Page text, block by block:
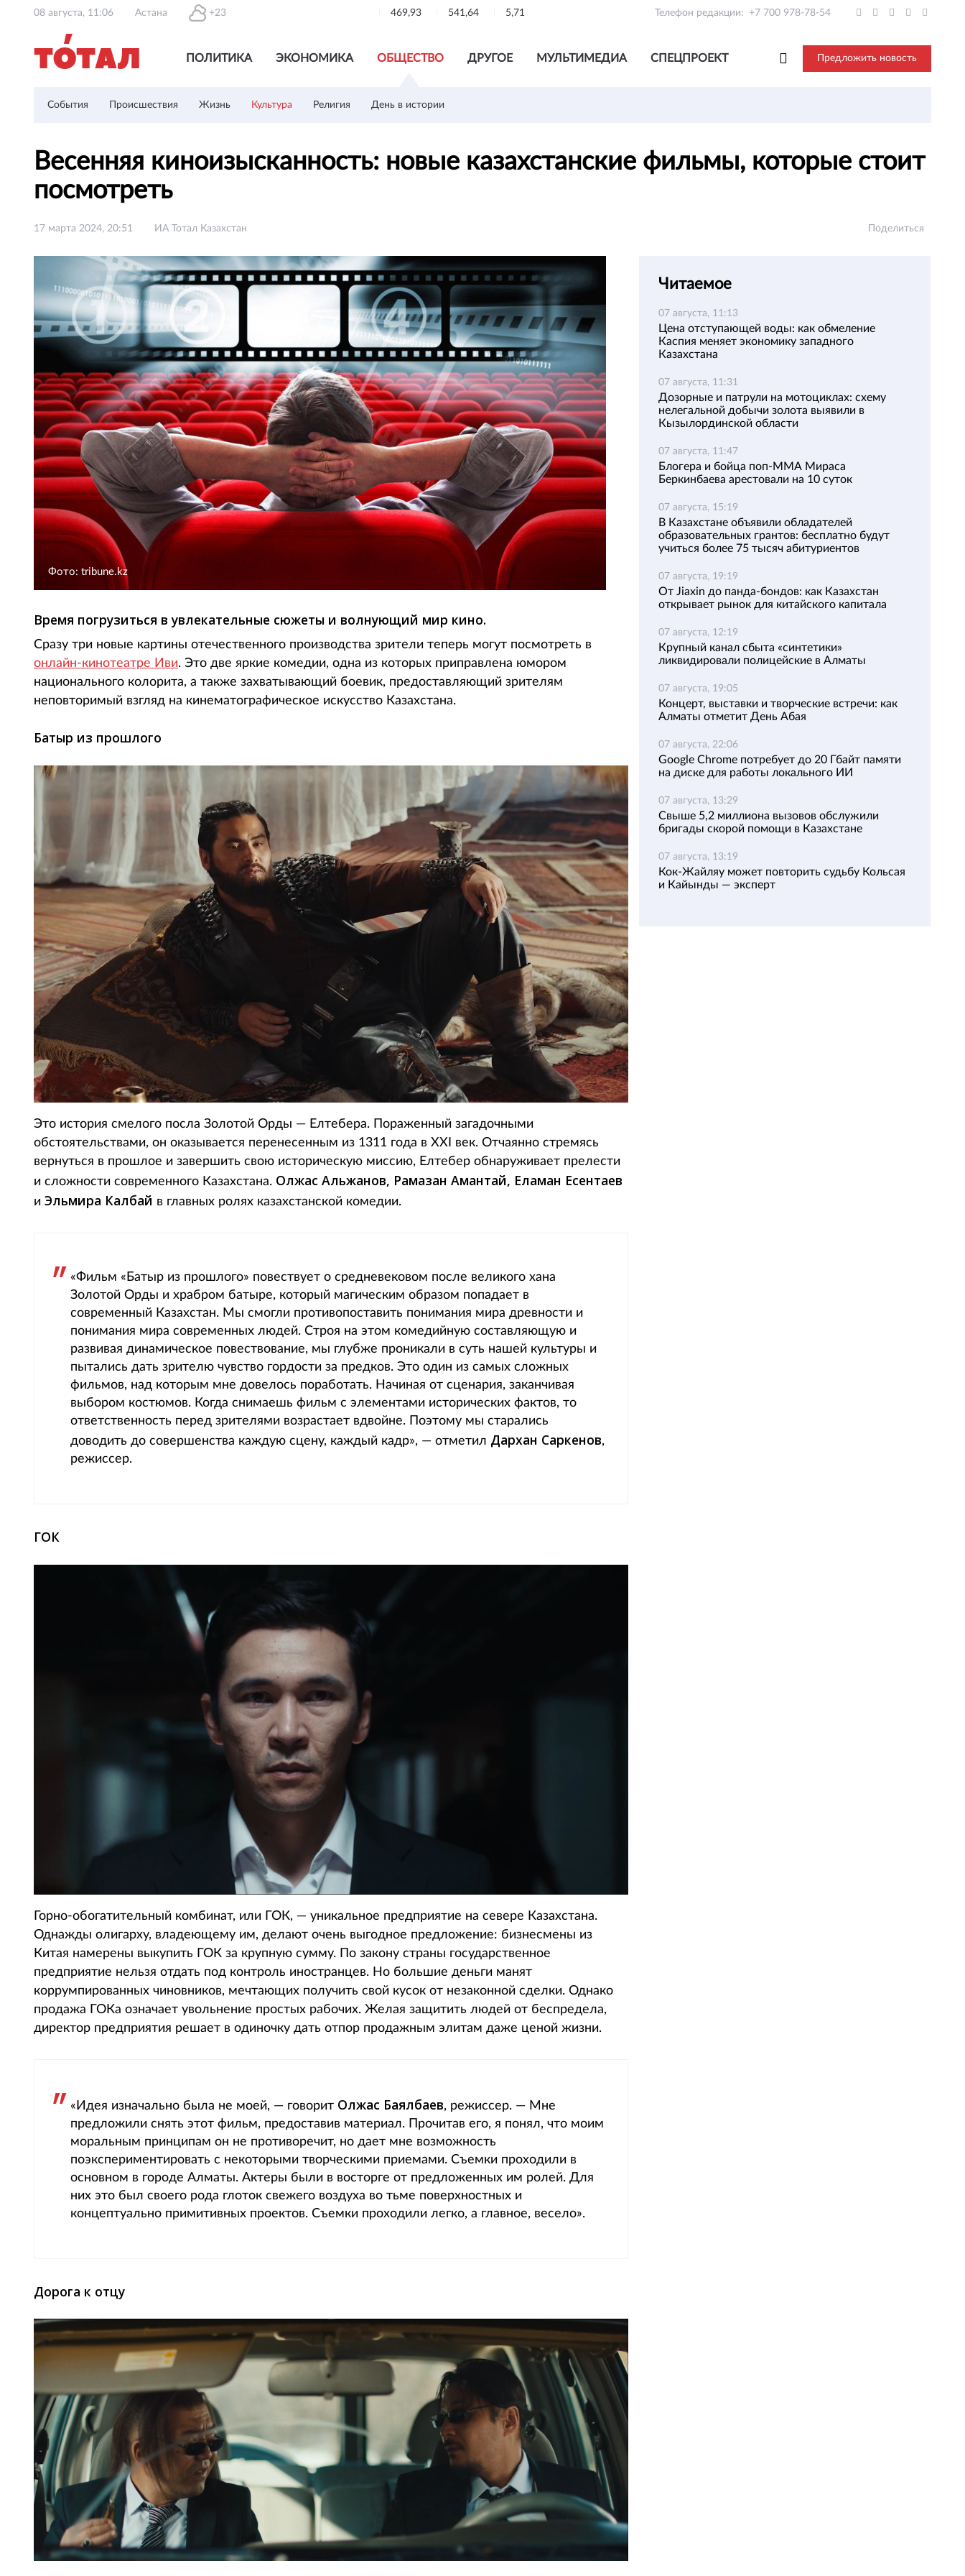
08 августа, 11:06 Астана +23 469,93 541,64 5,71 Телефон редакции: +7 700 978-78-54
ПОЛИТИКА ЭКОНОМИКА ОБЩЕСТВО ДРУГОЕ МУЛЬТИМЕДИА СПЕЦПРОЕКТ Предложить новость
События Происшествия Жизнь Культура Религия День в истории
Весенняя киноизысканность: новые казахстанские фильмы, которые стоит
посмотреть
17 марта 2024, 20:51 ИА Тотал Казахстан Поделиться
Фото: tribune.kz
Время погрузиться в увлекательные сюжеты и волнующий мир кино.
Сразу три новые картины отечественного производства зрители теперь могут посмотреть в
онлайн-кинотеатре Иви. Это две яркие комедии, одна из которых приправлена юмором
национального колорита, а также захватывающий боевик, предоставляющий зрителям
неповторимый взгляд на кинематографическое искусство Казахстана.
Батыр из прошлого
Это история смелого посла Золотой Орды — Елтебера. Пораженный загадочными
обстоятельствами, он оказывается перенесенным из 1311 года в XXI век. Отчаянно стремясь
вернуться в прошлое и завершить свою историческую миссию, Елтебер обнаруживает прелести
и сложности современного Казахстана. Олжас Альжанов, Рамазан Амантай, Еламан Есентаев
и Эльмира Калбай в главных ролях казахстанской комедии.
«Фильм «Батыр из прошлого» повествует о средневековом после великого хана
Золотой Орды и храбром батыре, который магическим образом попадает в
современный Казахстан. Мы смогли противопоставить понимания мира древности и
понимания мира современных людей. Строя на этом комедийную составляющую и
развивая динамическое повествование, мы глубже проникали в суть нашей культуры и
пытались дать зрителю чувство гордости за предков. Это один из самых сложных
фильмов, над которым мне довелось поработать. Начиная от сценария, заканчивая
выбором костюмов. Когда снимаешь фильм с элементами исторических фактов, то
ответственность перед зрителями возрастает вдвойне. Поэтому мы старались
доводить до совершенства каждую сцену, каждый кадр», — отметил Дархан Саркенов,
режиссер.
ГОК
Горно-обогатительный комбинат, или ГОК, — уникальное предприятие на севере Казахстана.
Однажды олигарху, владеющему им, делают очень выгодное предложение: бизнесмены из
Китая намерены выкупить ГОК за крупную сумму. По закону страны государственное
предприятие нельзя отдать под контроль иностранцев. Но большие деньги манят
коррумпированных чиновников, мечтающих получить свой кусок от незаконной сделки. Однако
продажа ГОКа означает увольнение простых рабочих. Желая защитить людей от беспредела,
директор предприятия решает в одиночку дать отпор продажным элитам даже ценой жизни.
«Идея изначально была не моей, — говорит Олжас Баялбаев, режиссер. — Мне
предложили снять этот фильм, предоставив материал. Прочитав его, я понял, что моим
моральным принципам он не противоречит, но дает мне возможность
поэкспериментировать с некоторыми творческими приемами. Съемки проходили в
основном в городе Алматы. Актеры были в восторге от предложенных им ролей. Для
них это был своего рода глоток свежего воздуха во тьме поверхностных и
концептуально примитивных проектов. Съемки проходили легко, а главное, весело».
Дорога к отцу
Читаемое
07 августа, 11:13
Цена отступающей воды: как обмеление
Каспия меняет экономику западного
Казахстана
07 августа, 11:31
Дозорные и патрули на мотоциклах: схему
нелегальной добычи золота выявили в
Кызылординской области
07 августа, 11:47
Блогера и бойца поп-ММА Мираса
Беркинбаева арестовали на 10 суток
07 августа, 15:19
В Казахстане объявили обладателей
образовательных грантов: бесплатно будут
учиться более 75 тысяч абитуриентов
07 августа, 19:19
От Jiaxin до панда-бондов: как Казахстан
открывает рынок для китайского капитала
07 августа, 12:19
Крупный канал сбыта «синтетики»
ликвидировали полицейские в Алматы
07 августа, 19:05
Концерт, выставки и творческие встречи: как
Алматы отметит День Абая
07 августа, 22:06
Google Chrome потребует до 20 Гбайт памяти
на диске для работы локального ИИ
07 августа, 13:29
Свыше 5,2 миллиона вызовов обслужили
бригады скорой помощи в Казахстане
07 августа, 13:19
Кок-Жайляу может повторить судьбу Кольсая
и Кайынды — эксперт